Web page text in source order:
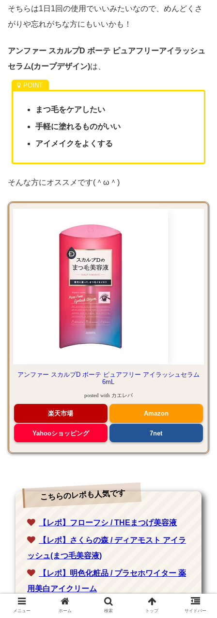
そちらは1日1回の使用でいいみたいなので、めんどくさ
がりや忘れがちな方にもいいかも！
アンファー スカルプD ボーテ ピュアフリーアイラッシュ
セラム(カープデザイン)は、
まつ毛をケアしたい
手軽に塗れるものがいい
アイメイクをよくする
そんな方にオススメです(＾ω＾)
アンファー スカルプD ボーテ ピュアフリー アイラッシュセラム
6mL
posted with カエレバ
楽天市場 Amazon
Yahooショッピング 7net
こちらのレポも人気です
【レポ】フローフシ / THEまつげ美容液
【レポ】さくらの森 / ディアモスト アイラ
ッシュ(まつ毛美容液)
【レポ】明色化粧品 / プラセホワイター 薬
用美白アイクリーム
【レポ】フローフシ / THEアイクリーム
メニュー ホーム 検索 トップ サイドバー